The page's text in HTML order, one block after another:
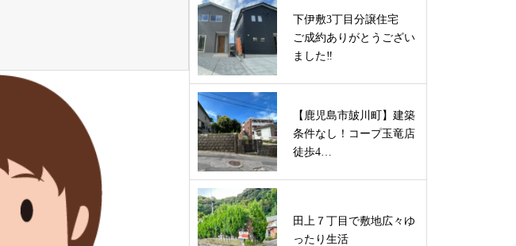
下伊敷3丁目分譲住宅
ご成約ありがとうござい
ました‼
【鹿児島市皷川町】建築
条件なし！コープ玉竜店
徒歩4…
田上７丁目で敷地広々ゆ
ったり生活